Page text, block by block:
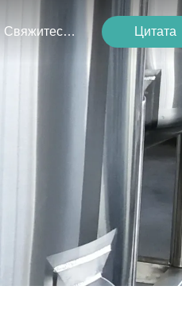
Свяжитесь С Нами Цитата